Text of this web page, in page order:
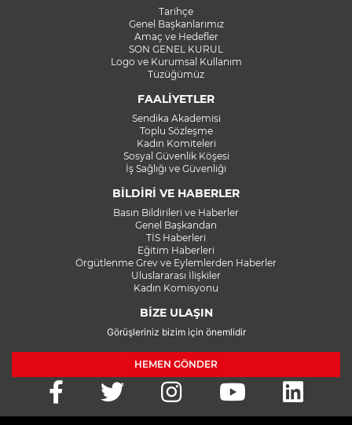
Tarihçe
Genel Başkanlarımız
Amaç ve Hedefler
SON GENEL KURUL
Logo ve Kurumsal Kullanım
Tüzüğümüz
FAALİYETLER
Sendika Akademisi
Toplu Sözleşme
Kadın Komiteleri
Sosyal Güvenlik Köşesi
İş Sağlığı ve Güvenliği
BİLDİRİ VE HABERLER
Basın Bildirileri ve Haberler
Genel Başkandan
TİS Haberleri
Eğitim Haberleri
Örgütlenme Grev ve Eylemlerden Haberler
Uluslararası İlişkiler
Kadın Komisyonu
BİZE ULAŞIN
Görüşleriniz bizim için önemlidir
HEMEN GÖNDER